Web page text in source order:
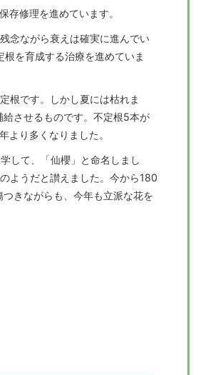
修理を進めています。
念ながら衰えは確実に進んでい
を育成する治療を進めていま
根です。しかし夏には枯れま
させるものです。不定根5本が
り多くなりました。
して、「仙櫻」と命名しまし
ようだと讃えました。今から180
きながらも、今年も立派な花を